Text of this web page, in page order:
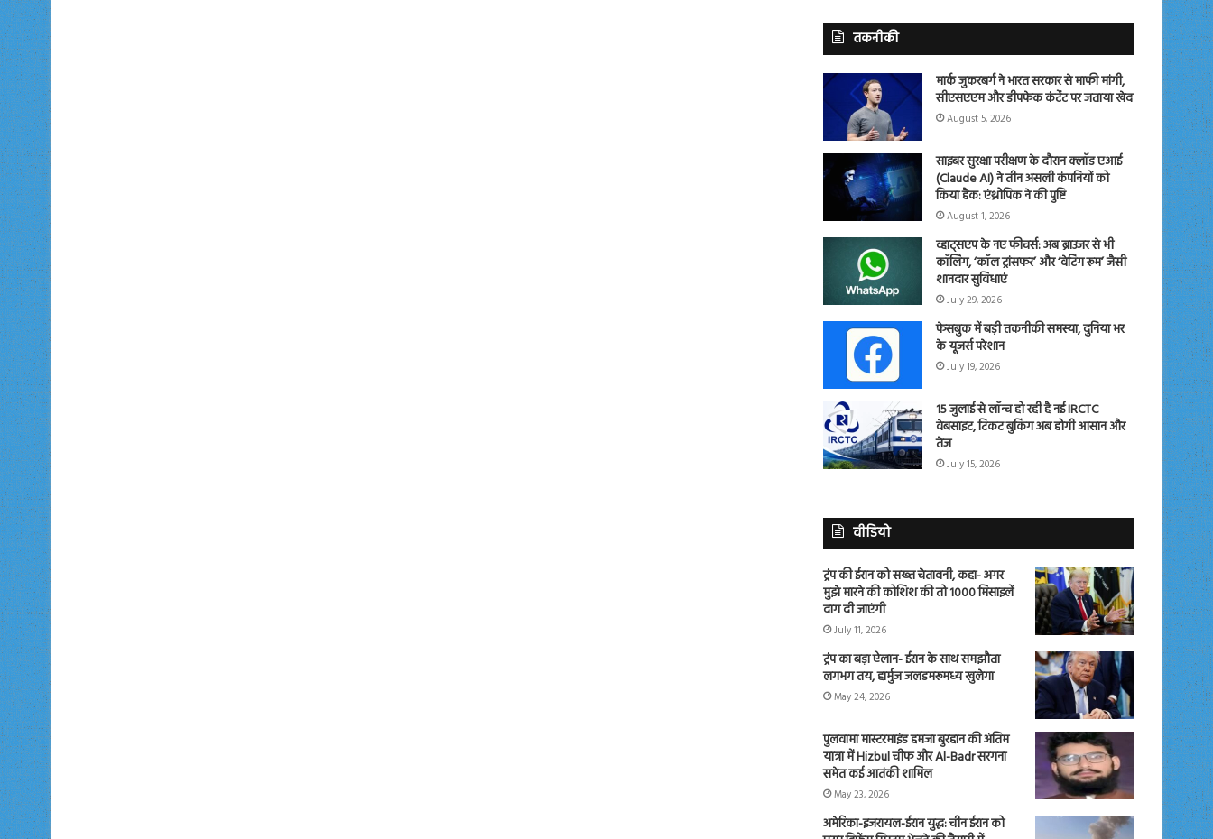
तकनीकी
मार्क जुकरबर्ग ने भारत सरकार से माफी मांगी,
सीएसएएम और डीपफेक कंटेंट पर जताया खेद
August 5, 2026
साइबर सुरक्षा परीक्षण के दौरान क्लॉड एआई
(Claude AI) ने तीन असली कंपनियों को
किया हैक: एंथ्रोपिक ने की पुष्टि
August 1, 2026
व्हाट्सएप के नए फीचर्स: अब ब्राउजर से भी
कॉलिंग, ‘कॉल ट्रांसफर’ और ‘वेटिंग रूम’ जैसी
शानदार सुविधाएं
July 29, 2026
फेसबुक में बड़ी तकनीकी समस्या, दुनिया भर
के यूजर्स परेशान
July 19, 2026
15 जुलाई से लॉन्च हो रही है नई IRCTC
वेबसाइट, टिकट बुकिंग अब होगी आसान और
तेज
July 15, 2026
वीडियो
ट्रंप की ईरान को सख्त चेतावनी, कहा- अगर
मुझे मारने की कोशिश की तो 1000 मिसाइलें
दाग दी जाएंगी
July 11, 2026
ट्रंप का बड़ा ऐलान- ईरान के साथ समझौता
लगभग तय, हार्मुज जलडमरूमध्य खुलेगा
May 24, 2026
पुलवामा मास्टरमाइंड हमजा बुरहान की अंतिम
यात्रा में Hizbul चीफ और Al-Badr सरगना
समेत कई आतंकी शामिल
May 23, 2026
अमेरिका-इजरायल-ईरान युद्ध: चीन ईरान को